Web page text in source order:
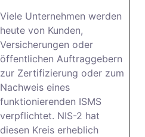
Viele Unternehmen werden
heute von Kunden,
Versicherungen oder
öffentlichen Auftraggebern
zur Zertifizierung oder zum
Nachweis eines
funktionierenden ISMS
verpflichtet. NIS-2 hat
diesen Kreis erheblich